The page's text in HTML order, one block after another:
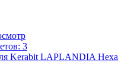
3
Kerabit LAPLANDIA Hexa